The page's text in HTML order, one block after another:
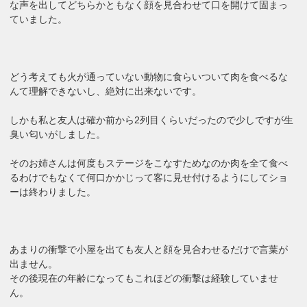
な声を出してどちらかともなく顔を見合わせて口を開けて固まっ
ていました。
どう考えても火が通っていない動物に食らいついて肉を食べるな
んて理解できないし、絶対に出来ないです。
しかも私と友人は確か前から2列目くらいだったので少しですが生
臭い匂いがしました。
そのお姉さんは何度もステージをこなすためなのか肉を全て食べ
るわけでもなくて何口かかじって客に見せ付けるようにしてショ
ーは終わりました。
あまりの衝撃で小屋を出ても友人と顔を見合わせるだけで言葉が
出ません。
その後現在の年齢になってもこれほどの衝撃は経験していませ
ん。